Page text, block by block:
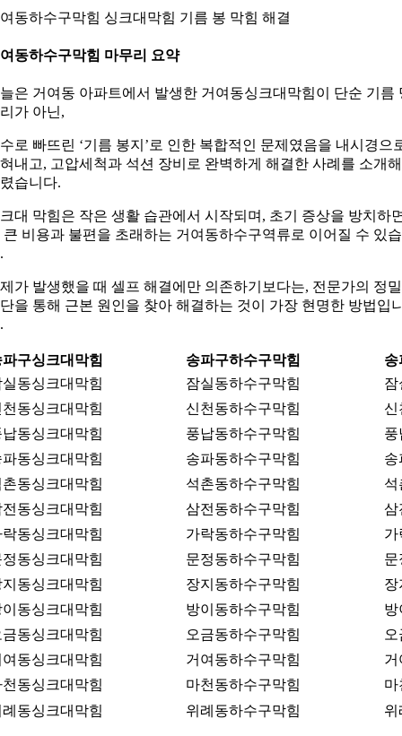
동하수구막힘 싱크대막힘 기름 봉 막힘 해결
동하수구막힘 마무리 요약
은 거여동 아파트에서 발생한 거여동싱크대막힘이 단순 기름
가 아닌,
로 빠뜨린 ‘기름 봉지’로 인한 복합적인 문제였음을 내시경으
내고, 고압세척과 석션 장비로 완벽하게 해결한 사례를 소개해
습니다.
대 막힘은 작은 생활 습관에서 시작되며, 초기 증상을 방치하
큰 비용과 불편을 초래하는 거여동하수구역류로 이어질 수 있
가 발생했을 때 셀프 해결에만 의존하기보다는, 전문가의 정밀
을 통해 근본 원인을 찾아 해결하는 것이 가장 현명한 방법입
구싱크대막힘 송파구하수구막힘
송
동싱크대막힘
잠실동하수구막힘
잠
동싱크대막힘
신천동하수구막힘
신
동싱크대막힘
풍납동하수구막힘
풍
동싱크대막힘
송파동하수구막힘
송
동싱크대막힘
석촌동하수구막힘
석
동싱크대막힘
삼전동하수구막힘
삼
동싱크대막힘
가락동하수구막힘
가
동싱크대막힘
문정동하수구막힘
문
동싱크대막힘
장지동하수구막힘
장
동싱크대막힘
방이동하수구막힘
방
동싱크대막힘
오금동하수구막힘
동싱크대막힘
거여동하수구막힘
거
동싱크대막힘
마천동하수구막힘
마
동싱크대막힘
위례동하수구막힘 위